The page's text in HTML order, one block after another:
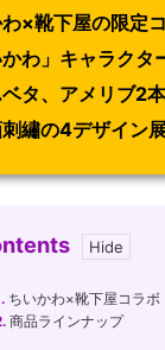
わ×靴下屋の限定
かわ」キャラク
ベタ、アメリブ2
繡の4デザイン展
ちいかわ×靴下屋コラ
商品ラインナップ